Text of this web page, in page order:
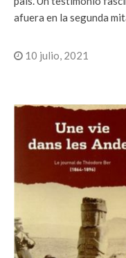
afuera en la segunda
10 julio, 2021